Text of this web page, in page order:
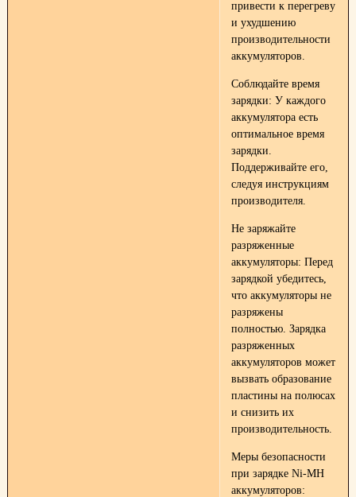
привести к перегреву
и ухудшению
производительности
аккумуляторов.
Соблюдайте время
зарядки: У каждого
аккумулятора есть
оптимальное время
зарядки.
Поддерживайте его,
следуя инструкциям
производителя.
Не заряжайте
разряженные
аккумуляторы: Перед
зарядкой убедитесь,
что аккумуляторы не
разряжены
полностью. Зарядка
разряженных
аккумуляторов может
вызвать образование
пластины на полюсах
и снизить их
производительность.
Меры безопасности
при зарядке Ni-MH
аккумуляторов: